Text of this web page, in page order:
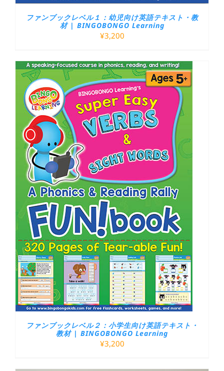
ファンブックレベル１：幼児向け英語テキスト・教
材 | BINGOBONGO Learning
¥3,200
ファンブックレベル２：小学生向け英語テキスト・
教材 | BINGOBONGO Learning
¥3,200